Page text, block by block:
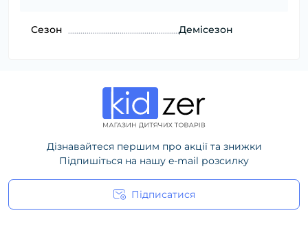
Сезон Демісезон
Дізнавайтеся першим про акції та знижки
Підпишіться на нашу e-mail розсилку
Підписатися